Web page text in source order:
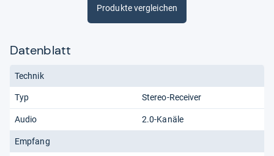
Produkte vergleichen
Datenblatt
Technik
Typ Stereo-Receiver
Audio 2.0-Kanäle
Empfang